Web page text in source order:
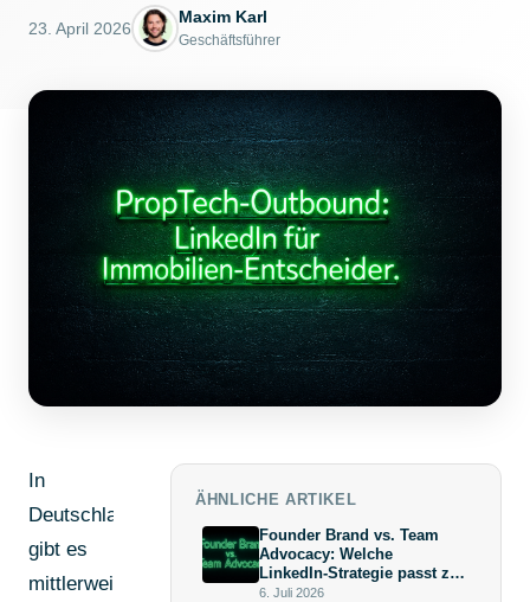
23. April 2026
Maxim Karl
Geschäftsführer
In
Deutschland
gibt es
mittlerweile
ÄHNLICHE ARTIKEL
Founder Brand vs. Team
Advocacy: Welche
LinkedIn-Strategie passt zu
deiner Wachstumsphase?
6. Juli 2026